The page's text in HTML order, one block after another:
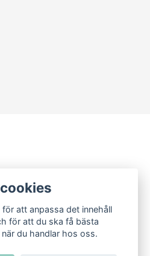
att anpassa det innehåll
för att du ska få bästa
du handlar hos oss.